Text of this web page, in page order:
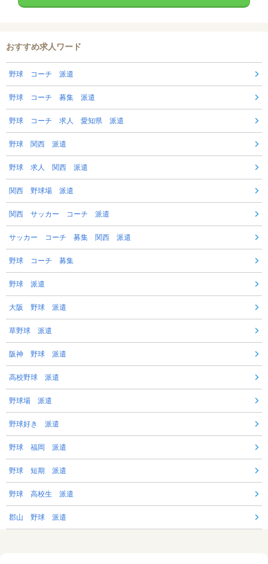
おすすめ求人ワード
野球 コーチ 派遣
野球 コーチ 募集 派遣
野球 コーチ 求人 愛知県 派遣
野球 関西 派遣
野球 求人 関西 派遣
関西 野球場 派遣
関西 サッカー コーチ 派遣
サッカー コーチ 募集 関西 派遣
野球 コーチ 募集
野球 派遣
大阪 野球 派遣
草野球 派遣
阪神 野球 派遣
高校野球 派遣
野球場 派遣
野球好き 派遣
野球 福岡 派遣
野球 短期 派遣
野球 高校生 派遣
郡山 野球 派遣